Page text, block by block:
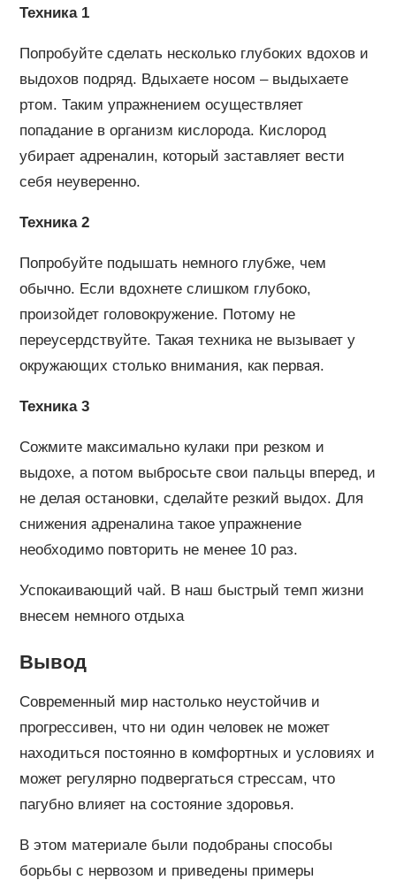
Техника 1
Попробуйте сделать несколько глубоких вдохов и
выдохов подряд. Вдыхаете носом – выдыхаете
ртом. Таким упражнением осуществляет
попадание в организм кислорода. Кислород
убирает адреналин, который заставляет вести
себя неуверенно.
Техника 2
Попробуйте подышать немного глубже, чем
обычно. Если вдохнете слишком глубоко,
произойдет головокружение. Потому не
переусердствуйте. Такая техника не вызывает у
окружающих столько внимания, как первая.
Техника 3
Сожмите максимально кулаки при резком и
выдохе, а потом выбросьте свои пальцы вперед, и
не делая остановки, сделайте резкий выдох. Для
снижения адреналина такое упражнение
необходимо повторить не менее 10 раз.
Успокаивающий чай. В наш быстрый темп жизни
внесем немного отдыха
Вывод
Современный мир настолько неустойчив и
прогрессивен, что ни один человек не может
находиться постоянно в комфортных и условиях и
может регулярно подвергаться стрессам, что
пагубно влияет на состояние здоровья.
В этом материале были подобраны способы
борьбы с нервозом и приведены примеры